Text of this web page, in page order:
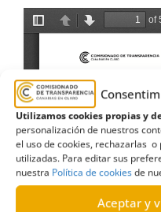
Utilizamos cookies propias y
personalización de nuestros
el uso de cookies, rechazarlas
utilizadas. Para editar sus
nuestra Política de cookiesde
Aceptar y